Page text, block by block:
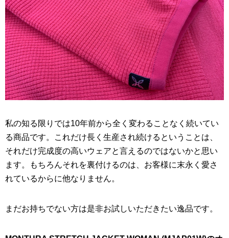
私の知る限りでは10年前から全く変わることなく続いてい
る商品です。これだけ長く生産され続けるということは、
それだけ完成度の高いウェアと言えるのではないかと思い
ます。もちろんそれを裏付けるのは、お客様に末永く愛さ
れているからに他なりません。
まだお持ちでない方は是非お試しいただきたい逸品です。